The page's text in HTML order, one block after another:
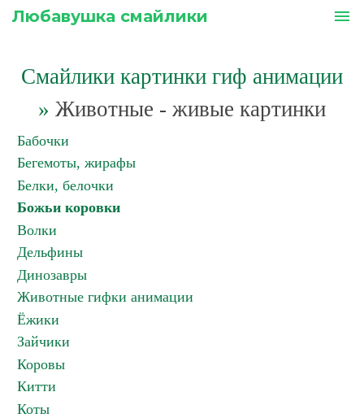
Любавушка смайлики menu
Смайлики картинки гиф анимации
» Животные - живые картинки
Бабочки
Бегемоты, жирафы
Белки, белочки
Божьи коровки
Волки
Дельфины
Динозавры
Животные гифки анимации
Ёжики
Зайчики
Коровы
Китти
Коты